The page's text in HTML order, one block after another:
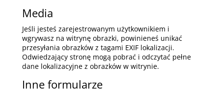
Media
Jeśli jesteś zarejestrowanym użytkownikiem i
wgrywasz na witrynę obrazki, powinieneś unikać
przesyłania obrazków z tagami EXIF lokalizacji.
Odwiedzający stronę mogą pobrać i odczytać pełne
dane lokalizacyjne z obrazków w witrynie.
Inne formularze